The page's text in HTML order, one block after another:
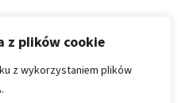
z plików cookie
z wykorzystaniem plików